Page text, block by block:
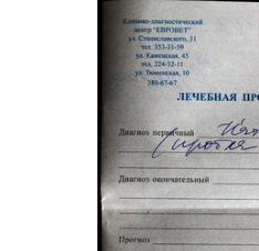
Домашние животные
1000